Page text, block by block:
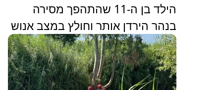
הילד בן ה-11 שהתהפך מסירה
בנהר הירדן אותר וחולץ במצב אנוש